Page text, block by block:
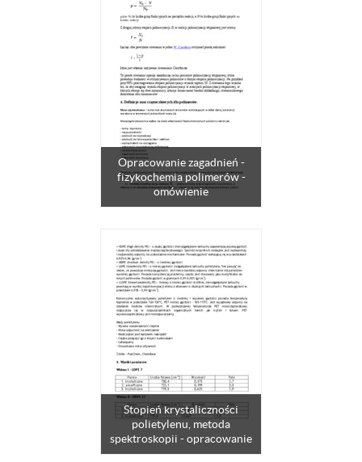
Opracowanie zagadnień -
fizykochemia polimerów -
omówienie
Stopień krystaliczności
polietylenu, metoda
spektroskopii - opracowanie